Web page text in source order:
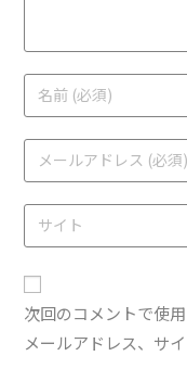
次回のコメントで使
メールアドレス、サ